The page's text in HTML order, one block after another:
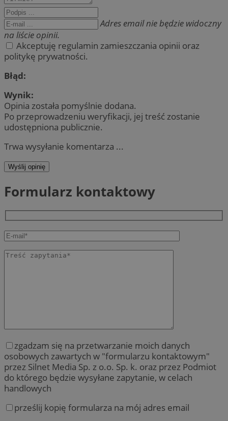
Adres email nie będzie widoczny
na liście opinii.
Akceptuję regulamin zamieszczania opinii oraz
politykę prywatności.
Błąd:
Wynik:
Opinia została pomyślnie dodana.
Po przeprowadzeniu weryfikacji, jej treść zostanie
udostępniona publicznie.
Trwa wysyłanie komentarza ...
Wyślij opinię
Formularz kontaktowy
zgadzam się na przetwarzanie moich danych
osobowych zawartych w "formularzu kontaktowym"
przez Silnet Media Sp. z o.o. Sp. k. oraz przez Podmiot
do którego będzie wysyłane zapytanie, w celach
handlowych
prześlij kopię formularza na mój adres email